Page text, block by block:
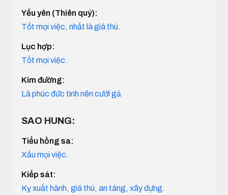
Yếu yên (Thiên quý):
Tốt mọi việc, nhất là giá thú.
Lục hợp:
Tốt mọi việc.
Kim đường:
Là phúc đức tinh nên cưới gả
SAO HUNG:
Tiểu hồng sa:
Xấu mọi việc.
Kiếp sát:
Kỵ xuất hành, giá thú, an táng, xây dựng.